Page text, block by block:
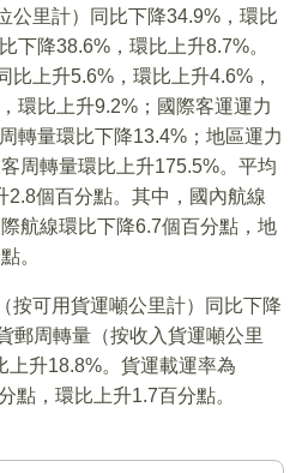
公里計）同比下降34.9%，環比
下降38.6%，環比上升8.7%。
比上升5.6%，環比上升4.6%，
環比上升9.2%；國際客運運力
轉量環比下降13.4%；地區運力
周轉量環比上升175.5%。平均
2.8個百分點。其中，國內航線
航線環比下降6.7個百分點，地
。
按可用貨運噸公里計）同比下降
郵周轉量（按收入貨運噸公里
上升18.8%。貨運載運率為
點，環比上升1.7百分點。